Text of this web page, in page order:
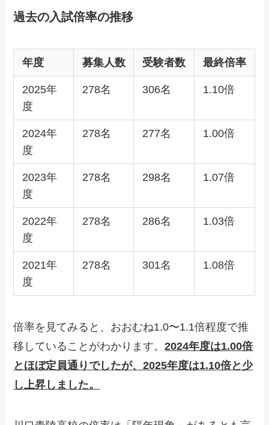
過去の入試倍率の推移
年度 募集人数 受験者数 最終倍率
2025年
度
278名 306名 1.10倍
2024年
度
278名 277名 1.00倍
2023年
度
278名 298名 1.07倍
2022年
度
278名 286名 1.03倍
2021年
度
278名 301名 1.08倍
倍率を見てみると、おおむね1.0〜1.1倍程度で推
移していることがわかります。2024年度は1.00倍
とほぼ定員通りでしたが、2025年度は1.10倍と少
し上昇しました。